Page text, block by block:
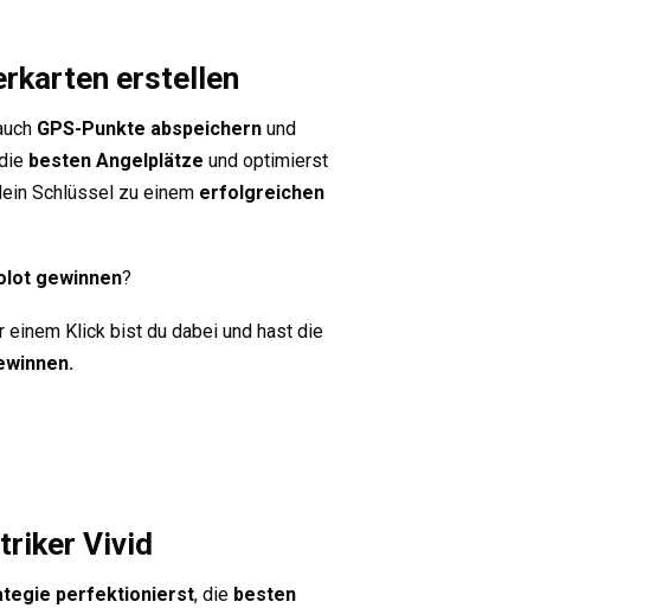
erstellen
GPS-Punkte abspeichern und
besten Angelplätze und optimierst
Schlüssel zu einem erfolgreichen
gewinnen?
einem Klick bist du dabei und hast die
Vivid
perfektionierst, die besten